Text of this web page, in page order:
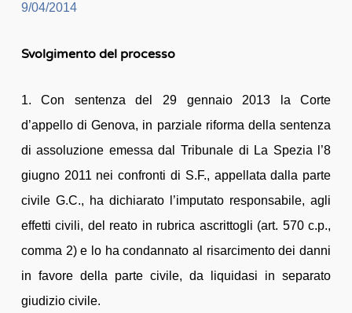
9/04/2014
Svolgimento del processo
1. Con sentenza del 29 gennaio 2013 la Corte
d’appello di Genova, in parziale riforma della sentenza
di assoluzione emessa dal Tribunale di La Spezia l’8
giugno 2011 nei confronti di S.F., appellata dalla parte
civile G.C., ha dichiarato l’imputato responsabile, agli
effetti civili, del reato in rubrica ascrittogli (art. 570 c.p.,
comma 2) e lo ha condannato al risarcimento dei danni
in favore della parte civile, da liquidasi in separato
giudizio civile.